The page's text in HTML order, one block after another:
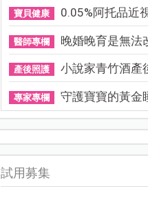
熊本強震讓台灣人也揪心！無
寶貝健康 0.05%阿托品近視
醫師專欄 晚婚晚育是無法
產後照護 小說家青竹酒產
專家專欄 守護寶寶的黃金
試用募集